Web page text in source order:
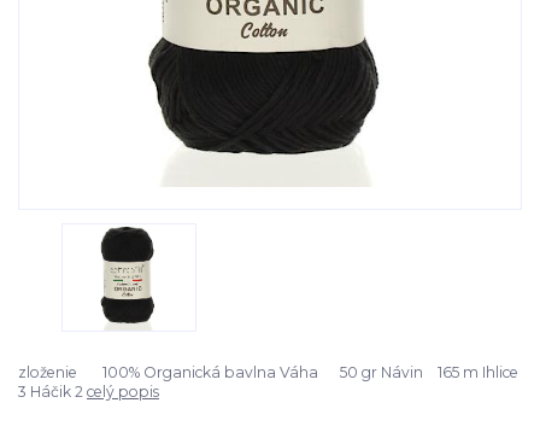
zloženie 100% Organická bavlna Váha 50 gr Návin 165 m Ihlice
3 Háčik 2 celý popis